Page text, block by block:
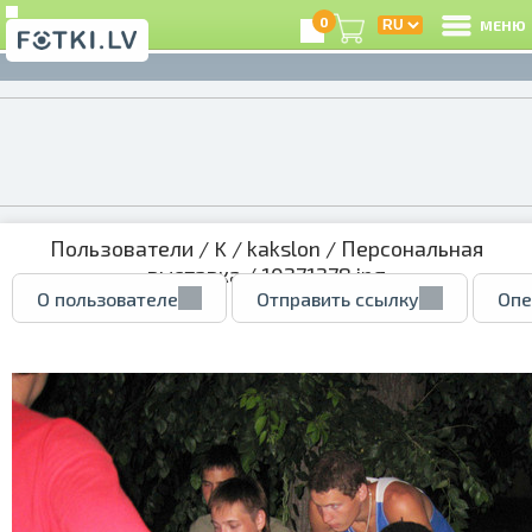
0 МЕНЮ
Пользователи / K / kakslon / Персональная
выставка/ 10271278.jpg
О пользователе Отправить ссылку